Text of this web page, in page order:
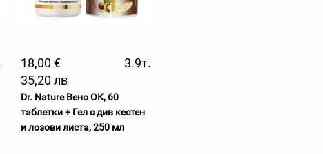
18,00 €
3.9т.
35,20 лв
Dr. Nature Вено ОК, 60
таблетки + Гел с див кестен
и лозови листа, 250 мл